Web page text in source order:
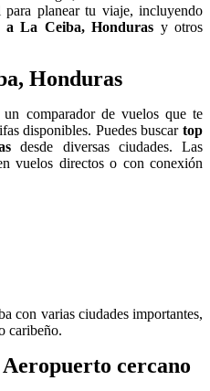
planear tu viaje, incluyendo
a La Ceiba, Honduras y otros
Honduras
comparador de vuelos que te
disponibles. Puedes buscar top
desde diversas ciudades. Las
vuelos directos o con conexión
con varias ciudades importantes,
caribeño.
cercano